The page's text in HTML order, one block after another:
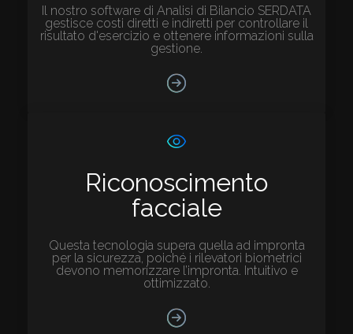
Il nostro software di Analisi di Bilancio SERDATA
gestisce costi diretti e indiretti per controllare il
risultato d'esercizio e ottenere informazioni sulla
gestione.
Riconoscimento
facciale
Questa tecnologia supera quella ad impronta
per la sicurezza, poiché i rilevatori biometrici
devono memorizzare l’impronta. Intuitivo e
ottimizzato.